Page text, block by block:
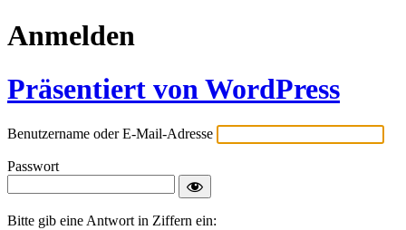
Anmelden
Präsentiert von WordPress
Benutzername oder E-Mail-Adresse
Passwort
Bitte gib eine Antwort in Ziffern ein: